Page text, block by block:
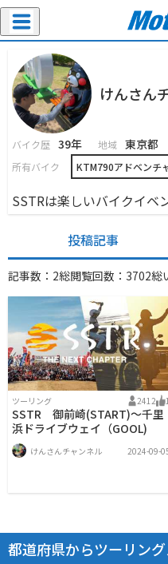
けんさん
バイク歴 39年 地域 東京都
所有バイク KTM790アドベンチ
SSTRは楽しいバイクイベ
投稿記事
記事数：2総閲覧回数：3702総
ツーリング 2412
SSTR 御前崎(START)〜千里
浜ドライブウェイ（GOOL)
けんさんチャンネル 2024-09-
都道府県からツーリン